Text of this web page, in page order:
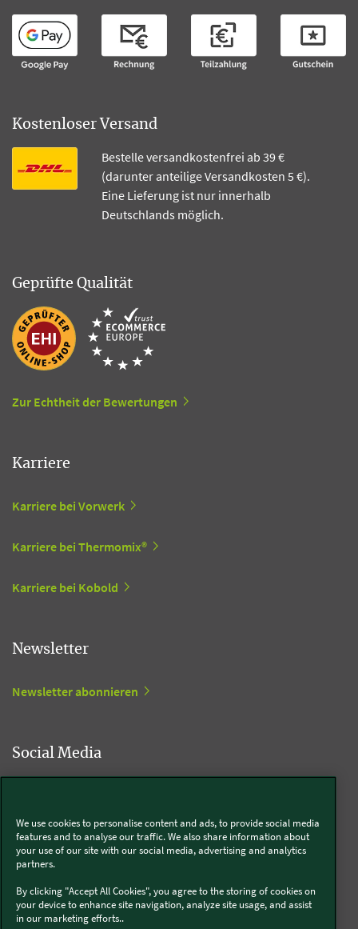
Kostenloser Versand
Bestelle versandkostenfrei ab 39 €
(darunter anteilige Versandkosten 5 €).
Eine Lieferung ist nur innerhalb
Deutschlands möglich.
Geprüfte Qualität
Zur Echtheit der Bewertungen
Karriere
Karriere bei Vorwerk
Karriere bei Thermomix®
Karriere bei Kobold
Newsletter
Newsletter abonnieren
Social Media
Thermomix®
We use cookies to personalise content and ads, to provide social media
features and to analyse our traffic. We also share information about
your use of our site with our social media, advertising and analytics
partners.
By clicking "Accept All Cookies", you agree to the storing of cookies on
your device to enhance site navigation, analyze site usage, and assist
in our marketing efforts..